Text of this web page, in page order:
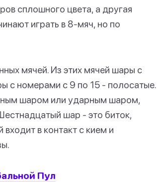
сплошного цвета, а другая
играть в 8-мяч, но по
мячей. Из этих мячей шары с
с номерами с 9 по 15 - полосатые.
шаром или ударным шаром,
шар - это биток,
в контакт с кием и
Пул